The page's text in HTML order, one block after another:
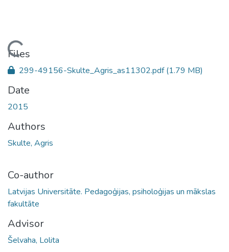
Loading...
Files
299-49156-Skulte_Agris_as11302.pdf(1.79 MB)
Date
2015
Authors
Skulte, Agris
Co-author
Latvijas Universitāte. Pedagoģijas, psiholoģijas un mākslas
fakultāte
Advisor
Šelvaha, Lolita